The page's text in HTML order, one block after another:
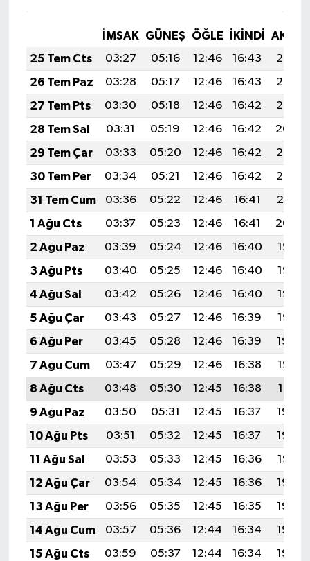
İMSAK GÜNEŞ ÖĞLE İKINDI
25 Tem Cts
03:27 05:16 12:46 16:43
20:07
26 Tem Paz
03:28 05:17 12:46 16:43
20:06
27 Tem Pts
03:30 05:18 12:46 16:42
20:05
28 Tem Sal
03:31 05:19 12:46 16:42
20:04
29 Tem Çar
03:33 05:20 12:46 16:42
20:03
30 Tem Per
03:34 05:21 12:46 16:42
20:02
31 Tem Cum
03:36 05:22 12:46 16:41
20:01
1 Ağu Cts
03:37 05:23 12:46 16:41
20:00
2 Ağu Paz
03:39 05:24 12:46 16:40
19:58
3 Ağu Pts
03:40 05:25 12:46 16:40
19:57
4 Ağu Sal
03:42 05:26 12:46 16:40
19:56
5 Ağu Çar
03:43 05:27 12:46 16:39
19:55
6 Ağu Per
03:45 05:28 12:46 16:39
19:54
7 Ağu Cum
03:47 05:29 12:46 16:38
19:53
8 Ağu Cts
03:48 05:30 12:45 16:38
19:51
9 Ağu Paz
03:50 05:31 12:45 16:37
19:50
10 Ağu Pts
03:51 05:32 12:45 16:37
19:49
11 Ağu Sal
03:53 05:33 12:45 16:36
19:47
12 Ağu Çar
03:54 05:34 12:45 16:36
19:46
13 Ağu Per
03:56 05:35 12:45 16:35
19:45
14 Ağu Cum
03:57 05:36 12:44 16:34
19:43
15 Ağu Cts
03:59 05:37 12:44 16:34
19:42